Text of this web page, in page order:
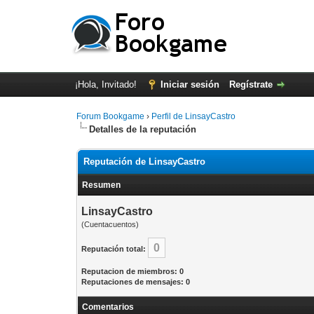
¡Hola, Invitado! Iniciar sesión Regístrate
Forum Bookgame › Perfil de LinsayCastro
Detalles de la reputación
Reputación de LinsayCastro
Resumen
LinsayCastro
(Cuentacuentos)
Reputación total: 0
Reputacion de miembros: 0
Reputaciones de mensajes: 0
Comentarios